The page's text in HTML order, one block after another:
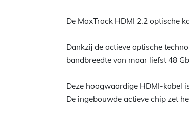
De MaxTrack HDMI 2.2 optische
Dankzij de actieve optische
bandbreedte van maar liefst 48
Deze hoogwaardige HDMI-kabel
De ingebouwde actieve chip zet